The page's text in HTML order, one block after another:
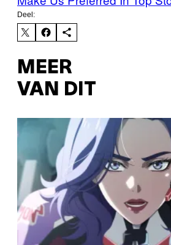
Deel:
MEER
VAN DIT